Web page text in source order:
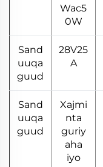
Wac5
0W
28V25
A
Sand
uuqa
guud
Xajmi
nta
guriy
aha
iyo
Sand
uuqa
guud